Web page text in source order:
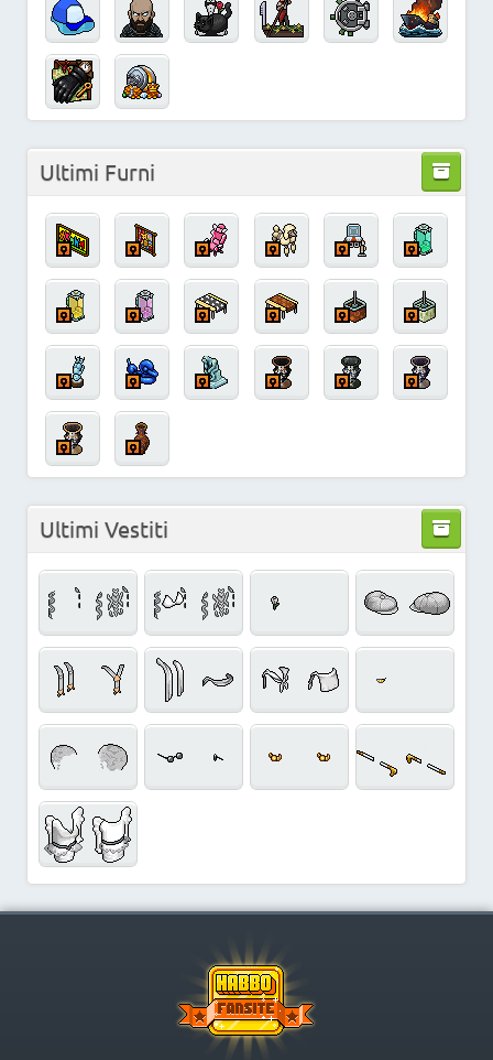
Ultimi Furni
Ultimi Vestiti